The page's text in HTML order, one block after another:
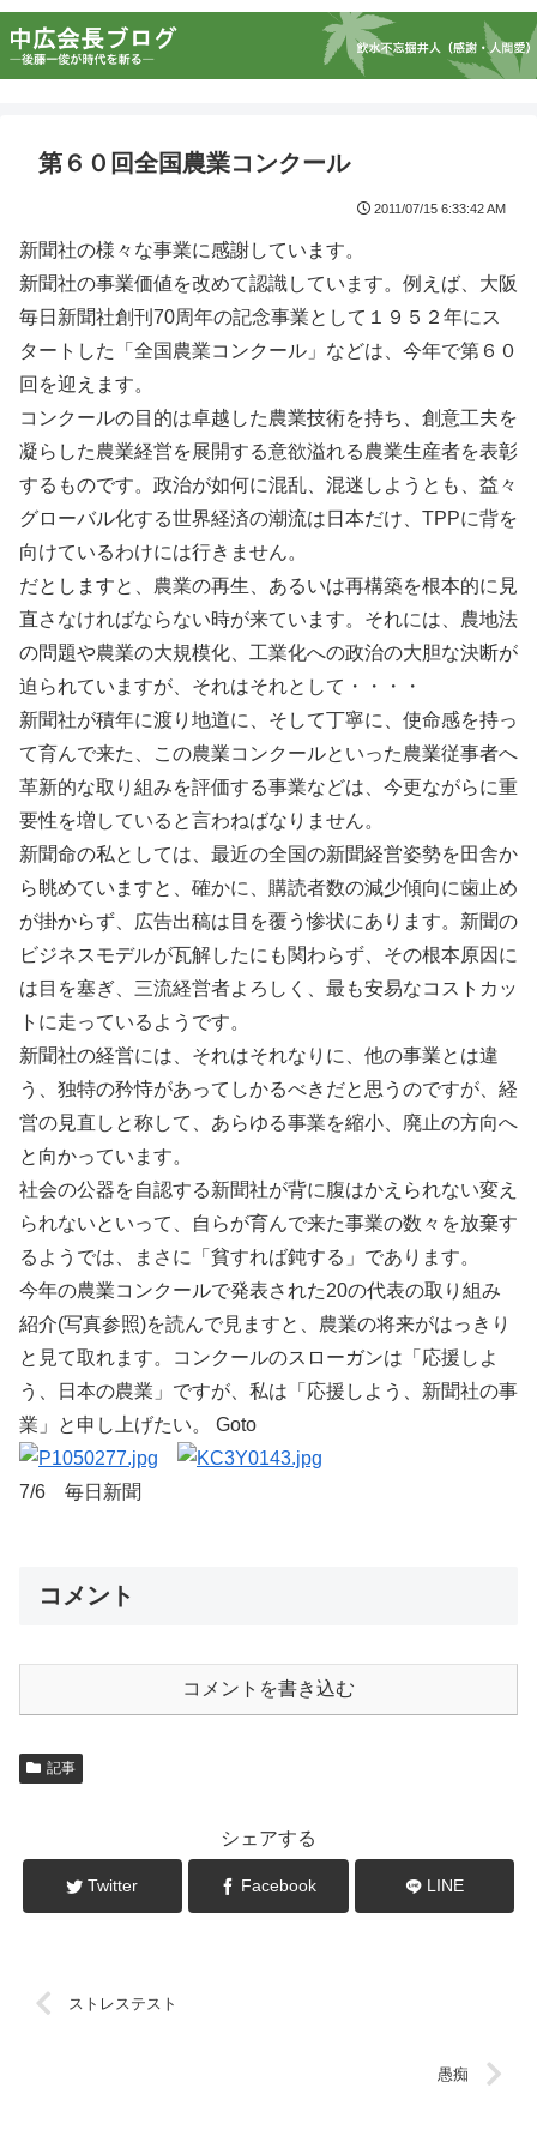
第６０回全国農業コンクール
2011/07/15 6:33:42 AM
新聞社の様々な事業に感謝しています。
新聞社の事業価値を改めて認識しています。例えば、大阪
毎日新聞社創刊70周年の記念事業として１９５２年にス
タートした「全国農業コンクール」などは、今年で第６０
回を迎えます。
コンクールの目的は卓越した農業技術を持ち、創意工夫を
凝らした農業経営を展開する意欲溢れる農業生産者を表彰
するものです。政治が如何に混乱、混迷しようとも、益々
グローバル化する世界経済の潮流は日本だけ、TPPに背を
向けているわけには行きません。
だとしますと、農業の再生、あるいは再構築を根本的に見
直さなければならない時が来ています。それには、農地法
の問題や農業の大規模化、工業化への政治の大胆な決断が
迫られていますが、それはそれとして・・・・
新聞社が積年に渡り地道に、そして丁寧に、使命感を持っ
て育んで来た、この農業コンクールといった農業従事者へ
革新的な取り組みを評価する事業などは、今更ながらに重
要性を増していると言わねばなりません。
新聞命の私としては、最近の全国の新聞経営姿勢を田舎か
ら眺めていますと、確かに、購読者数の減少傾向に歯止め
が掛からず、広告出稿は目を覆う惨状にあります。新聞の
ビジネスモデルが瓦解したにも関わらず、その根本原因に
は目を塞ぎ、三流経営者よろしく、最も安易なコストカッ
トに走っているようです。
新聞社の経営には、それはそれなりに、他の事業とは違
う、独特の矜恃があってしかるべきだと思うのですが、経
営の見直しと称して、あらゆる事業を縮小、廃止の方向へ
と向かっています。
社会の公器を自認する新聞社が背に腹はかえられない変え
られないといって、自らが育んで来た事業の数々を放棄す
るようでは、まさに「貧すれば鈍する」であります。
今年の農業コンクールで発表された20の代表の取り組み
紹介(写真参照)を読んで見ますと、農業の将来がはっきり
と見て取れます。コンクールのスローガンは「応援しよ
う、日本の農業」ですが、私は「応援しよう、新聞社の事
業」と申し上げたい。 Goto
7/6 毎日新聞
コメント
コメントを書き込む
記事
シェアする
Twitter Facebook LINE
ストレステスト
愚痴